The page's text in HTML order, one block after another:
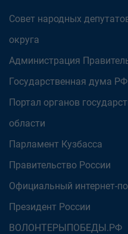
Совет народных
округа
Администрация
Государственная дума РФ
Портал органов
области
Парламент Кузбасса
Правительство России
Официальный интернет-
Президент России
ВОЛОНТЕРЫПОБЕДЫ.РФ